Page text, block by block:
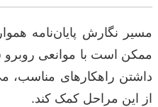
مسیر نگارش پایان‌نامه
ممکن است با موانعی روبرو
داشتن راهکارهای مناسب،
از این مراحل کمک کند.